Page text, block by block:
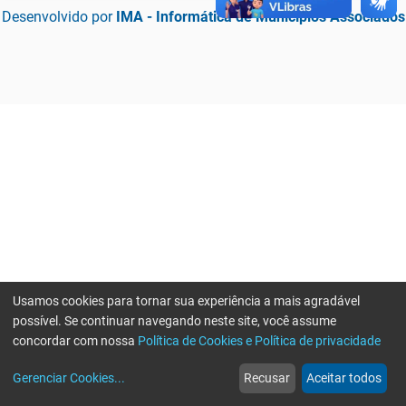
Desenvolvido por IMA - Informática de Municípios Associados
web
Notícias
more_horiz
Mais
Usamos cookies para tornar sua experiência a mais agradável
possível. Se continuar navegando neste site, você assume
concordar com nossa Política de Cookies e Política de privacidade
Gerenciar Cookies... Recusar Aceitar todos
Erro ao enviar informações, por favor tente novamente